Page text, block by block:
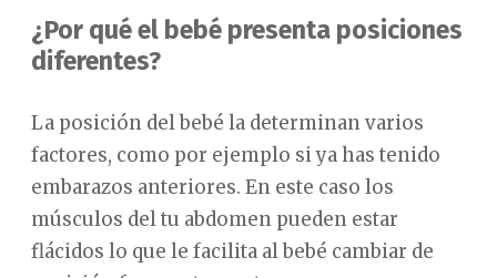
¿Por qué el bebé presenta posiciones
diferentes?
La posición del bebé la determinan varios
factores, como por ejemplo si ya has tenido
embarazos anteriores. En este caso los
músculos del tu abdomen pueden estar
flácidos lo que le facilita al bebé cambiar de